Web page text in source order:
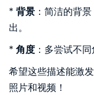
* 背景 ：简洁的背
出。
* 角度 ：多尝试不
希望这些描述能激
照片和视频！